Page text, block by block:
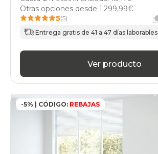
Otras opciones desde 1.299,99€
5(5)
Entrega gratis de 41 a 47 días laborables
Ver producto
-5% | CÓDIGO: REBAJAS